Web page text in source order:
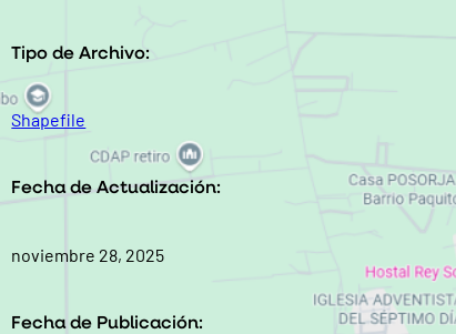
Tipo de Archivo:
Shapefile
Fecha de Actualización:
noviembre 28, 2025
Fecha de Publicación: